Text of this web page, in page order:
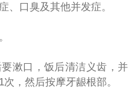
、口臭及其他并发症。
漱口，饭后清洁义齿，并
1次，然后按摩牙龈根部。